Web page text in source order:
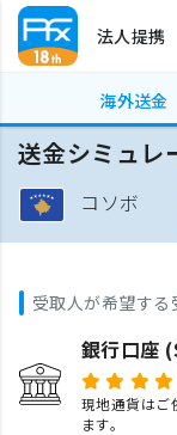
法人提携
海外送金
送金シミュレ
コソボ
受取人が希望する
銀行口座
現地通貨はご
ます。